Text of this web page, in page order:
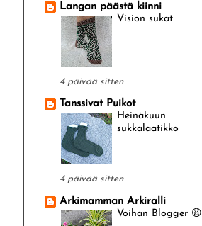
Langan päästä kiinni
Vision sukat
4 päivää sitten
Tanssivat Puikot
Heinäkuun
sukkalaatikko
4 päivää sitten
Arkimamman Arkiralli
Voihan Blogger 😩